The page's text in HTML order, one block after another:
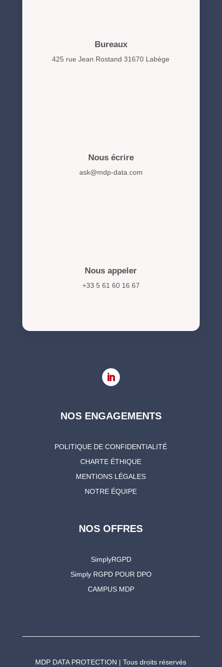
Bureaux
425 rue Jean Rostand 31670 Labège
Nous écrire
ask@mdp-data.com
Nous appeler
+33 5 61 60 16 67
NOS ENGAGEMENTS
POLITIQUE DE CONFIDENTIALITÉ
CHARTE ÉTHIQUE
MENTIONS LÉGALES
NOTRE ÉQUIPE
NOS OFFRES
SimplyRGPD
Simply RGPD POUR DPO
CAMPUS MDP
MDP DATA PROTECTION | Tous droits réservés